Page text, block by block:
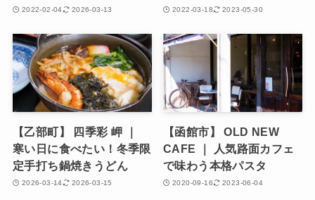
2022-02-04 2026-03-13 2022-03-18 2023-05-30
【乙部町】 四季彩 岬 ｜
寒い日に食べたい！冬季限
定手打ち鍋焼きうどん
2026-03-14 2026-03-15
【函館市】 OLD NEW
CAFE ｜ 人気路面カフェ
で味わう本格パスタ
2020-09-16 2023-06-04